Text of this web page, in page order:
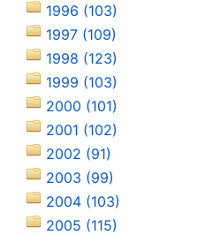
1996 (103)
1997 (109)
1998 (123)
1999 (103)
2000 (101)
2001 (102)
2002 (91)
2003 (99)
2004 (103)
2005 (115)